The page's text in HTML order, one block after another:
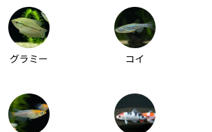
グラミー コイ